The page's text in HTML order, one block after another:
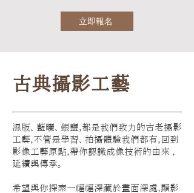
立即報名
古典攝影工藝
濕版、藍曬、銀鹽，都是我們致力的古老攝影
工藝，不管是學習、拍攝體驗我們都有，回到
影像工藝原點，帶你認識成像技術的由來 ，
延續與傳承。
希望與你探索一幅幅深藏於畫面深處，顯影